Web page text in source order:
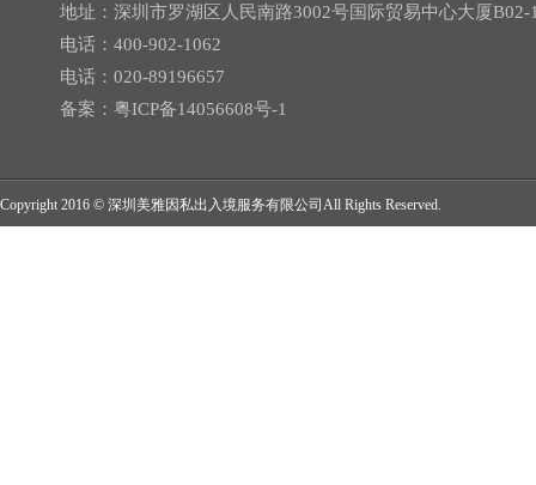
地址：深圳市罗湖区人民南路3002号国际贸易中心大厦B02-
电话：400-902-1062
电话：020-89196657
备案： 粤ICP备14056608号-1
Copyright 2016 © 深圳美雅因私出入境服务有限公司All Rights Reserved.